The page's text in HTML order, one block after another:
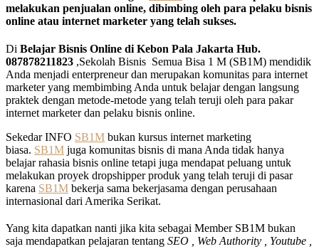
melakukan penjualan online, dibimbing oleh para pelaku bisnis
online atau internet marketer yang telah sukses.
Di Belajar Bisnis Online di Kebon Pala Jakarta Hub.
087878211823 ,Sekolah Bisnis Semua Bisa 1 M (SB1M) mendidik
Anda menjadi enterpreneur dan merupakan komunitas para internet
marketer yang membimbing Anda untuk belajar dengan langsung
praktek dengan metode-metode yang telah teruji oleh para pakar
internet marketer dan pelaku bisnis online.
Sekedar INFO SB1M bukan kursus internet marketing
biasa. SB1M juga komunitas bisnis di mana Anda tidak hanya
belajar rahasia bisnis online tetapi juga mendapat peluang untuk
melakukan proyek dropshipper produk yang telah teruji di pasar
karena SB1M bekerja sama bekerjasama dengan perusahaan
internasional dari Amerika Serikat.
Yang kita dapatkan nanti jika kita sebagai Member SB1M bukan
saja mendapatkan pelajaran tentang SEO , Web Authority , Youtube ,